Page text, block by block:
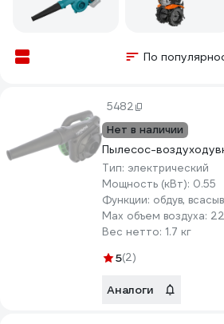
По
5482
Нет в наличии
Пылесос-
Тип: электрический
Мощность (кВт): 0.55
Функции: обдув,
Max объем воздуха:
Вес нетто: 1.7 кг
5(2)
Аналоги